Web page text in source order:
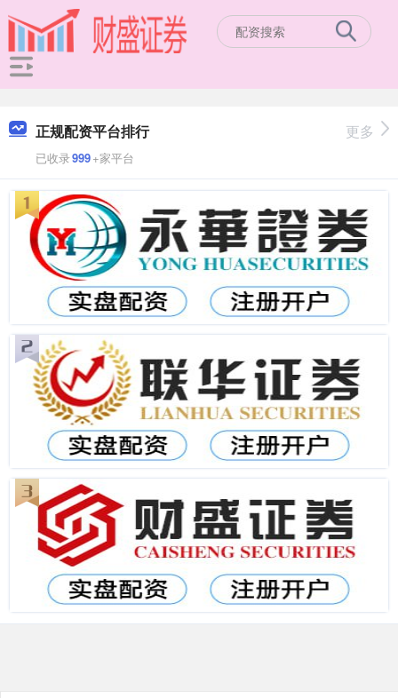
正规配资平台排行
已收录999+家平台
更多